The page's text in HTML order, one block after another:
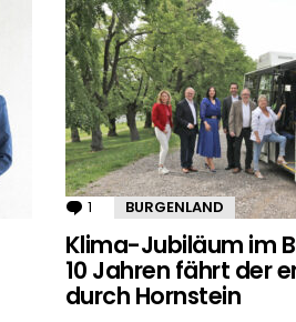
1 Kommentar
BURGENLAND
Klima-Jubiläum im
10 Jahren fährt der
durch Hornstein